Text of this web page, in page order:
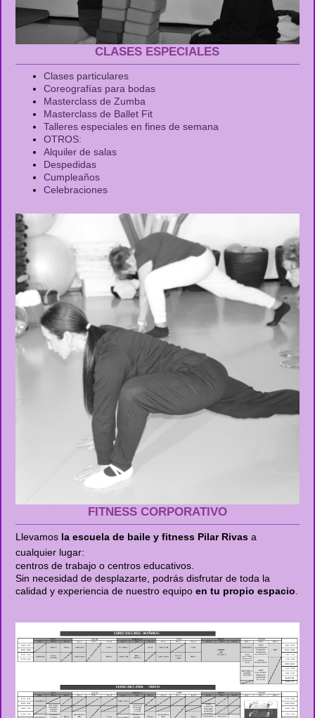
CLASES ESPECIALES
Clases particulares
Coreografías para bodas
Masterclass de Zumba
Masterclass de Ballet Fit
Talleres especiales en fines de semana
OTROS:
Alquiler de salas
Despedidas
Cumpleaños
Celebraciones
FITNESS CORPORATIVO
Llevamos la escuela de baile y fitness Pilar Rivas a
cualquier lugar:
centros de trabajo o centros educativos.
Sin necesidad de desplazarte, podrás disfrutar de toda la
calidad y experiencia de nuestro equipoen tu propio espacio